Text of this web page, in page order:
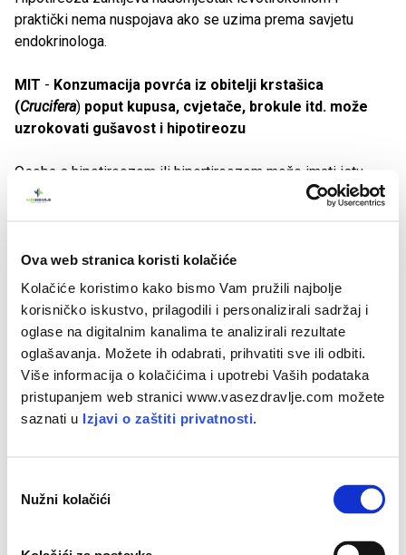
Ova web stranica koristi kolačiće
Kolačiće koristimo kako bismo Vam pružili najbolje
korisničko iskustvo, prilagodili i personalizirali sadržaj i
oglase na digitalnim kanalima te analizirali rezultate
oglašavanja. Možete ih odabrati, prihvatiti sve ili odbiti.
Više informacija o kolačićima i upotrebi Vaših podataka
pristupanjem web stranici www.vasezdravlje.com možete
saznati u Izjavi o zaštiti privatnosti.
Nužni kolačići
praktički nema nuspojava ako se uzima prema savjetu
endokrinologa.
MIT - Konzumacija povrća iz obitelji krstašica
(Crucifera) poput kupusa, cvjetače, brokule itd. može
uzrokovati gušavost i hipotireozu
Osoba s hipotireozom ili hipertireozom može imati istu
prehranu kao i svaka druga osoba.
Kada se uzima umjereno, čak i sirova varijanta ovog povrća
ne bi izazvala probleme sa štitnjačom.
MIT - Kvržica ili čvor u štitnjači znači rak
Većina čvorova štitnjače je benigna, a u prosjeku se samo
pet posto čvorova pokazalo malignim.
biopsiju određenog čvora radi uvida u proces.